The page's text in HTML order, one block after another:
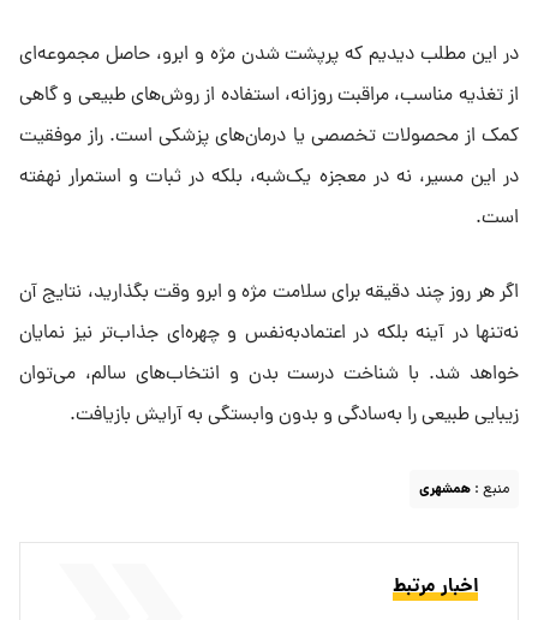
در این مطلب دیدیم که پرپشت شدن مژه و ابرو، حاصل مجموعه‌ای
از تغذیه مناسب، مراقبت روزانه، استفاده از روش‌های طبیعی و گاهی
کمک از محصولات تخصصی یا درمان‌های پزشکی است. راز موفقیت
در این مسیر، نه در معجزه یک‌شبه، بلکه در ثبات و استمرار نهفته
است.
اگر هر روز چند دقیقه برای سلامت مژه و ابرو وقت بگذارید، نتایج آن
نه‌تنها در آینه بلکه در اعتمادبه‌نفس و چهره‌ای جذاب‌تر نیز نمایان
خواهد شد. با شناخت درست بدن و انتخاب‌های سالم، می‌توان
زیبایی طبیعی را به‌سادگی و بدون وابستگی به آرایش بازیافت.
منبع : همشهری
اخبار مرتبط